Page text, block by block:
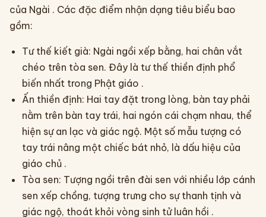
của Ngài . Các đặc điểm nhận dạng tiêu biểu bao
gồm:
Tư thế kiết già: Ngài ngồi xếp bằng, hai chân vắt
chéo trên tòa sen. Đây là tư thế thiền định phổ
biến nhất trong Phật giáo .
Ấn thiền định: Hai tay đặt trong lòng, bàn tay phải
nằm trên bàn tay trái, hai ngón cái chạm nhau, thể
hiện sự an lạc và giác ngộ. Một số mẫu tượng có
tay trái nâng một chiếc bát nhỏ, là dấu hiệu của
giáo chủ .
Tòa sen: Tượng ngồi trên đài sen với nhiều lớp cánh
sen xếp chồng, tượng trưng cho sự thanh tịnh và
giác ngộ, thoát khỏi vòng sinh tử luân hồi .